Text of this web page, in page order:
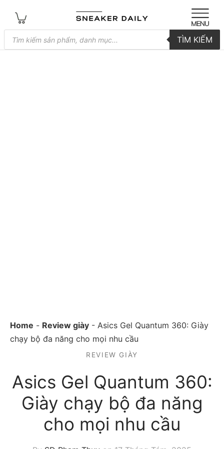
Tìm
kiếm
sản
TÌM KIẾM
Home - Review giày - Asics Gel Quantum 360: Giày
chạy bộ đa năng cho mọi nhu cầu
REVIEW GIÀY
Asics Gel Quantum 360:
Giày chạy bộ đa năng
cho mọi nhu cầu